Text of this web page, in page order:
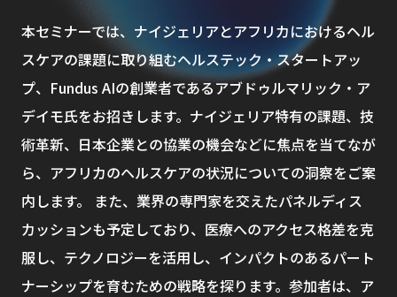
本セミナーでは、ナイジェリアとアフリカにおけるヘル
スケアの課題に取り組むヘルステック・スタートアッ
プ、Fundus AIの創業者であるアブドゥルマリック・ア
デイモ氏をお招きします。ナイジェリア特有の課題、技
術革新、日本企業との協業の機会などに焦点を当てなが
ら、アフリカのヘルスケアの状況についての洞察をご案
内します。 また、業界の専門家を交えたパネルディス
カッションも予定しており、医療へのアクセス格差を克
服し、テクノロジーを活用し、インパクトのあるパート
ナーシップを育むための戦略を探ります。参加者は、ア